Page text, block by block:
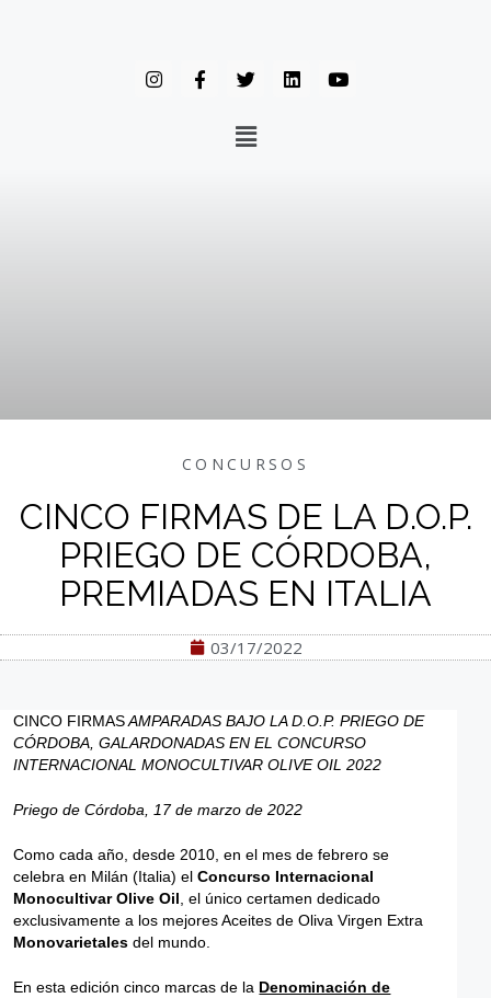
CONCURSOS
CINCO FIRMAS DE LA D.O.P.
PRIEGO DE CÓRDOBA,
PREMIADAS EN ITALIA
03/17/2022
CINCO FIRMASAMPARADAS BAJO LA D.O.P. PRIEGO DE
CÓRDOBA, GALARDONADAS EN EL CONCURSO
INTERNACIONAL MONOCULTIVAR OLIVE OIL 2022
Priego de Córdoba, 17 de marzo de 2022
Como cada año, desde 2010, en el mes de febrero se
celebra en Milán (Italia) elConcurso Internacional
Monocultivar Olive Oil , el único certamen dedicado
exclusivamente a los mejores Aceites de Oliva Virgen Extra
Monovarietales del mundo.
En esta edición cinco marcas de la Denominación de